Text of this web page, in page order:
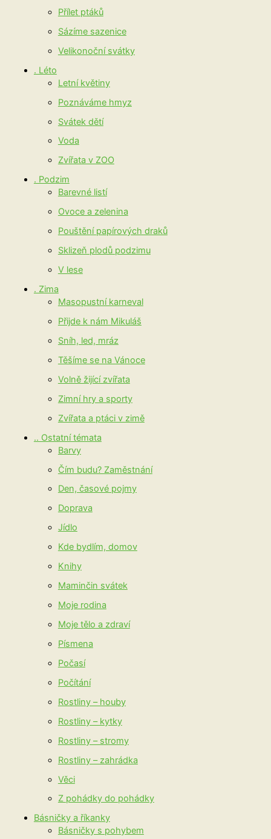
Přílet ptáků
Sázíme sazenice
Velikonoční svátky
. Léto
Letní květiny
Poznáváme hmyz
Svátek dětí
Voda
Zvířata v ZOO
. Podzim
Barevné listí
Ovoce a zelenina
Pouštění papírových draků
Sklizeň plodů podzimu
V lese
. Zima
Masopustní karneval
Přijde k nám Mikuláš
Sníh, led, mráz
Těšíme se na Vánoce
Volně žijící zvířata
Zimní hry a sporty
Zvířata a ptáci v zimě
.. Ostatní témata
Barvy
Čím budu? Zaměstnání
Den, časové pojmy
Doprava
Jídlo
Kde bydlím, domov
Knihy
Maminčin svátek
Moje rodina
Moje tělo a zdraví
Písmena
Počasí
Počítání
Rostliny – houby
Rostliny – kytky
Rostliny – stromy
Rostliny – zahrádka
Věci
Z pohádky do pohádky
Básničky a říkanky
Básničky s pohybem